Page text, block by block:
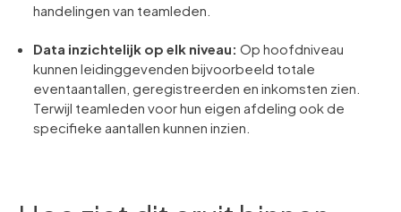
handelingen van teamleden.
Data inzichtelijk op elk niveau: Op hoofdniveau
kunnen leidinggevenden bijvoorbeeld totale
eventaantallen, geregistreerden en inkomsten zien.
Terwijl teamleden voor hun eigen afdeling ook de
specifieke aantallen kunnen inzien.